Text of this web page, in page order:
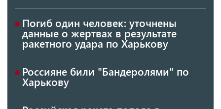
Погиб один человек: уточнены
данные о жертвах в результате
ракетного удара по Харькову
Россияне били "Бандеролями" по
Харькову